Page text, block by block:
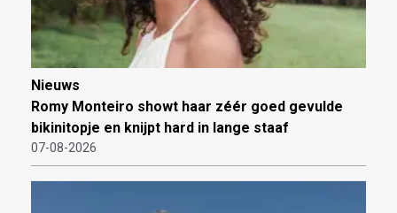
Nieuws
Romy Monteiro showt haar zéér goed gevulde
bikinitopje en knijpt hard in lange staaf
07-08-2026